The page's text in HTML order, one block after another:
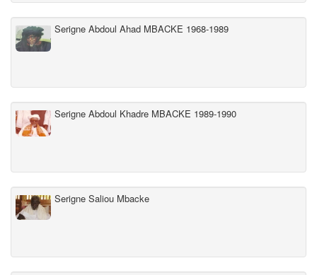
Serigne Abdoul Ahad MBACKE 1968-1989
Serigne Abdoul Khadre MBACKE 1989-1990
Serigne Saliou Mbacke